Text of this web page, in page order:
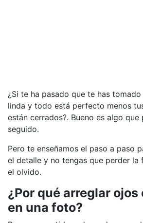
¿Si te ha pasado que te has
linda y todo está perfecto menos
están cerrados?. Bueno es algo que
seguido.
Pero te enseñamos el paso a paso
el detalle y no tengas que perder la
el olvido.
¿Por qué arreglar
en una foto?